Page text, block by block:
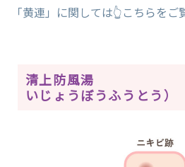
「黄連」に関しては👆こちらをご
清上防風
いじょうぼうふうとう）